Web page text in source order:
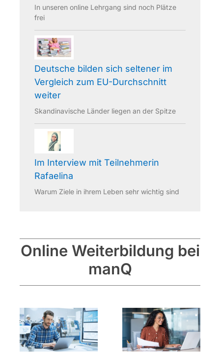
In unseren online Lehrgang sind noch Plätze
frei
Deutsche bilden sich seltener im
Vergleich zum EU-Durchschnitt
weiter
Skandinavische Länder liegen an der Spitze
Im Interview mit Teilnehmerin
Rafaelina
Warum Ziele in ihrem Leben sehr wichtig sind
Online Weiterbildung bei
manQ